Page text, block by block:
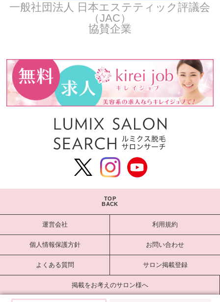
一般社団法人 日本エステティック評議会
（JAC）
協賛企業
TOP
BACK
運営会社 利用規約
個人情報保護方針 お問い合わせ
よくある質問 サロン掲載登録
掲載をお考えのサロン様へ